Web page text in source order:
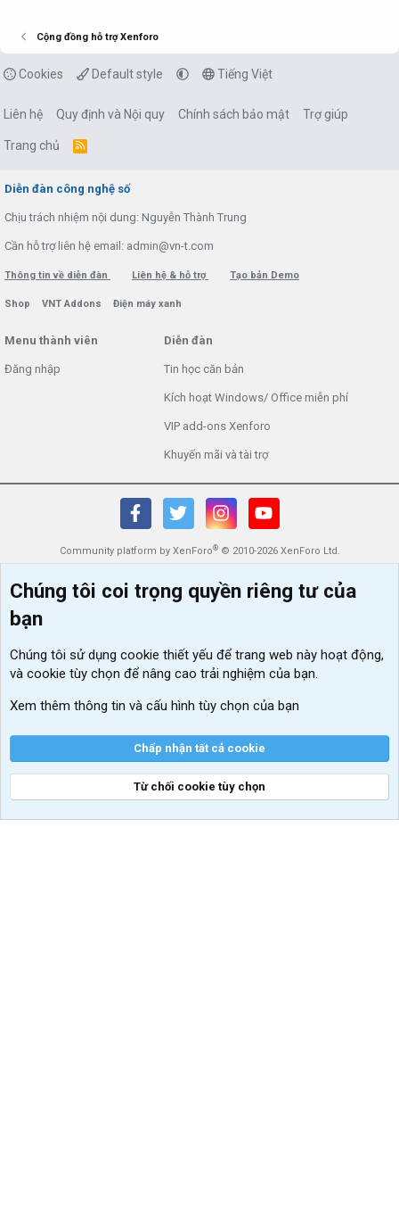
Cộng đồng hỗ trợ Xenforo
Cookies Default style Tiếng Việt
Liên hệ Quy định và Nội quy Chính sách bảo mật Trợ giúp
Trang chủ
R
Diễn đàn công nghệ số
Chịu trách nhiệm nội dung: Nguyễn Thành Trung
Cần hỗ trợ liên hệ email: admin@vn-t.com
Thông tin về diễn đàn Liên hệ & hỗ trợ Tạo bản Demo
Shop VNT Addons Điện máy xanh
Menu thành viên
Đăng nhập
Diễn đàn
Tin học căn bản
Kích hoạt Windows/ Office miễn phí
VIP add-ons Xenforo
Khuyến mãi và tài trợ
Community platform by XenForo® © 2010-2026 XenForo Ltd.
Chúng tôi coi trọng quyền riêng tư của
bạn
Chúng tôi sử dụng cookie thiết yếu để trang web này hoạt động,
và cookie tùy chọn để nâng cao trải nghiệm của bạn.
Xem thêm thông tin và cấu hình tùy chọn của bạn
Chấp nhận tất cả cookie
Từ chối cookie tùy chọn